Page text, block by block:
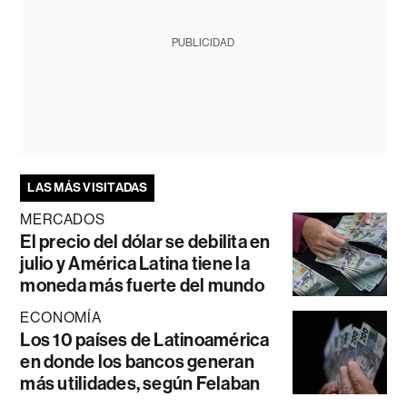
PUBLICIDAD
LAS MÁS VISITADAS
MERCADOS
El precio del dólar se debilita en
julio y América Latina tiene la
moneda más fuerte del mundo
ECONOMÍA
Los 10 países de Latinoamérica
en donde los bancos generan
más utilidades, según Felaban